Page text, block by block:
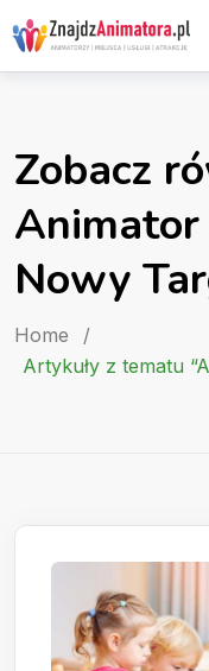
Skip
to
content
Zobacz
Nowy
Home
/
Artykuły z tematu